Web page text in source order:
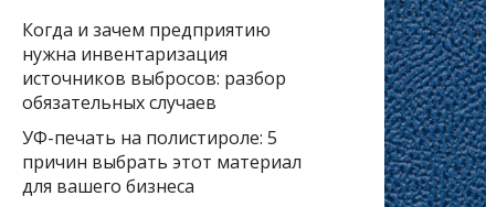
Когда и зачем предприятию
нужна инвентаризация
источников выбросов: разбор
обязательных случаев
УФ-печать на полистироле: 5
причин выбрать этот материал
для вашего бизнеса